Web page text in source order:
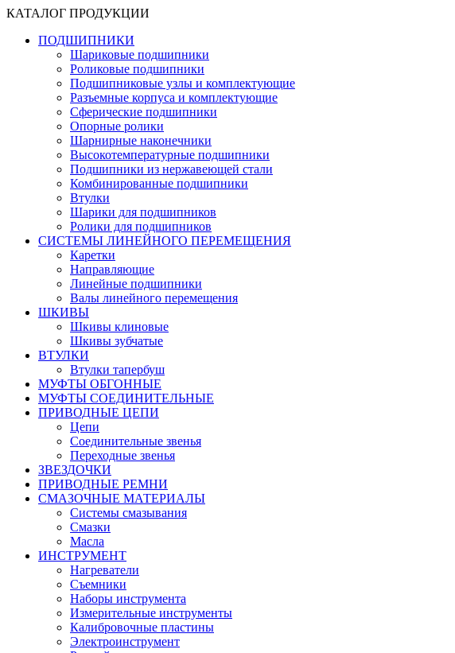
КАТАЛОГ ПРОДУКЦИИ
ПОДШИПНИКИ
Шариковые подшипники
Роликовые подшипники
Подшипниковые узлы и комплектующие
Разъемные корпуса и комплектующие
Сферические подшипники
Опорные ролики
Шарнирные наконечники
Высокотемпературные подшипники
Подшипники из нержавеющей стали
Комбинированные подшипники
Втулки
Шарики для подшипников
Ролики для подшипников
СИСТЕМЫ ЛИНЕЙНОГО ПЕРЕМЕЩЕНИЯ
Каретки
Направляющие
Линейные подшипники
Валы линейного перемещения
ШКИВЫ
Шкивы клиновые
Шкивы зубчатые
ВТУЛКИ
Втулки тапербуш
МУФТЫ ОБГОННЫЕ
МУФТЫ СОЕДИНИТЕЛЬНЫЕ
ПРИВОДНЫЕ ЦЕПИ
Цепи
Соединительные звенья
Переходные звенья
ЗВЕЗДОЧКИ
ПРИВОДНЫЕ РЕМНИ
СМАЗОЧНЫЕ МАТЕРИАЛЫ
Системы смазывания
Смазки
Масла
ИНСТРУМЕНТ
Нагреватели
Съемники
Наборы инструмента
Измерительные инструменты
Калибровочные пластины
Электроинструмент